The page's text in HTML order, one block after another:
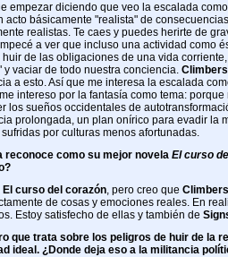
empezar diciendo que veo la escalada
acto básicamente "realista" de
realistas. Te caes y puedes herirte de
a ver que incluso una actividad como
de las obligaciones de una vida
y vaciar de todo nuestra conciencia. Climbers
a esto. Así que me interesa la escalada
intereso por la fantasía como tema: porque
los sueños occidentales de
prolongada, un plan onírico para evadir la
por culturas menos afortunadas.
reconoce como su mejor novela El curso
El curso del corazón, pero creo que Climbers
de cosas y emociones reales. En
Estoy satisfecho de ellas y también de
que trata sobre los peligros de huir de la
ideal. ¿Donde deja eso a la militancia